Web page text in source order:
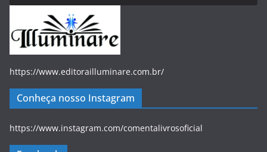
https://www.editorailluminare.com.br/
Conheça nosso Instagram
https://www.instagram.com/comentalivrosoficial